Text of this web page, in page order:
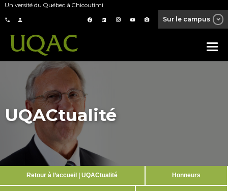
Université du Québec à Chicoutimi
Sur le campus
UQACtualité
Retour à l’accueil | UQACtualité Honneurs